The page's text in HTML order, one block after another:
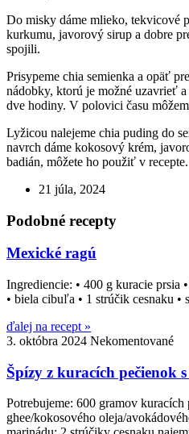
Do misky dáme mlieko, tekvicové
kurkumu, javorový sirup a dobre
spojili.
Prisypeme chia semienka a opäť
nádobky, ktorú je možné uzavrieť
dve hodiny. V polovici času
Lyžicou nalejeme chia puding do
navrch dáme kokosový krém,
badián, môžete ho použiť v recepte.
21 júla, 2024
Podobné recepty
Mexické ragú
Ingrediencie: • 400 g kuracie prsia
• biela cibuľa • 1 strúčik cesnaku
ďalej na recept »
3. októbra 2024 Nekomentované
Špízy z kuracích pečienok
Potrebujeme: 600 gramov
ghee/kokosového oleja/